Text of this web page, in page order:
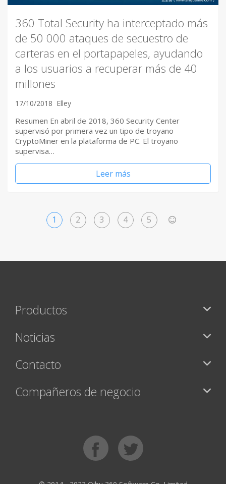
360 Total Security ha interceptado más
de 50 000 ataques de secuestro de
carteras en el portapapeles, ayudando
a los usuarios a recuperar más de 40
millones
17/10/2018 Elley
Resumen En abril de 2018, 360 ​Security Center
supervisó por primera vez un tipo de troyano
CryptoMiner en la plataforma de PC. El troyano
supervisa…
Leer más
1 2 3 4 5
Productos
Noticias
Contacto
Compañeros de negocio